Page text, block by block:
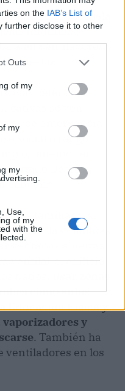
on the IAB’s List of
further disclose it to other
Outs
of my
my
my
Use,
of my
with the
en la escuela
infantiles,
en ventiladores y
o competencias
se ven
de emergencia.
social o rango
tenemos el
Decroly,
el Bueno.
a las familias y al
Qué!, las medidas
ventanas abiertas
ventilar el edificio,
patios,
como aulas
Educación Física y
y
. También ha
ventiladores en los